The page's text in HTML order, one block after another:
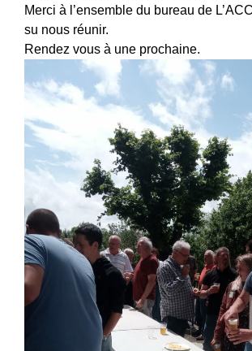
Merci à l’ensemble du bureau de
su nous réunir.
Rendez vous à une prochaine.